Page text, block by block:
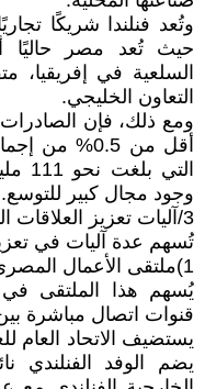
وتُعد فنلندا شريكًا
حيث تُعد مصر حاليًا
السلعية في
التعاون الخليجي.
ومع ذلك، فإن الصادرات
أقل من 0.5%
وجود مجال كبير للتوسع.
3/آليات تعزيز العلاقات التجارية
تُسهم عدة آليات في
1)ملتقى الأعمال المصري الفنلندي 2026:
يُسهم هذا الملتقى في
قنوات اتصال مباشرة
يستضيف الاتحاد العام
يضم الوفد الفنلندي